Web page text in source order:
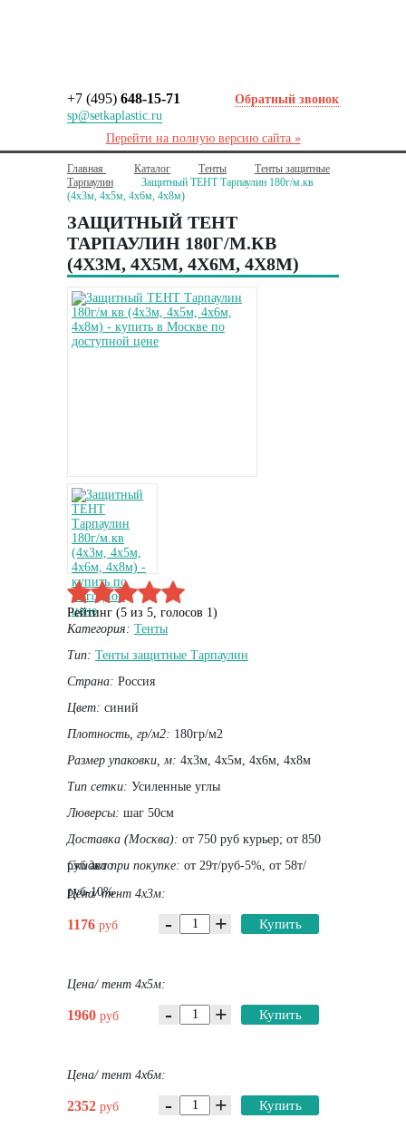
+7 (495) 648-15-71
sp@setkaplastic.ru
Обратный звонок
Перейти на полную версию сайта »
Главная Каталог Тенты
Тенты защитные
Тарпаулин
Защитный ТЕНТ Тарпаулин 180г/м.кв
(4х3м, 4х5м, 4х6м, 4х8м)
ЗАЩИТНЫЙ ТЕНТ
ТАРПАУЛИН 180Г/М.КВ
(4Х3М, 4Х5М, 4Х6М, 4Х8М)
Рейтинг (5 из 5, голосов 1)
Категория: Тенты
Тип: Тенты защитные Тарпаулин
Страна: Россия
Цвет: синий
Плотность, гр/м2: 180гр/м2
Размер упаковки, м: 4х3м, 4х5м, 4х6м, 4х8м
Тип сетки: Усиленные углы
Люверсы: шаг 50см
Доставка (Москва): от 750 руб курьер; от 850
руб авто
Скидка при покупке: от 29т/руб-5%, от 58т/
руб-10%
Цена/ тент 4х3м:
1176 руб - + Купить
Цена/ тент 4х5м:
1960 руб - + Купить
Цена/ тент 4х6м:
2352 руб - + Купить